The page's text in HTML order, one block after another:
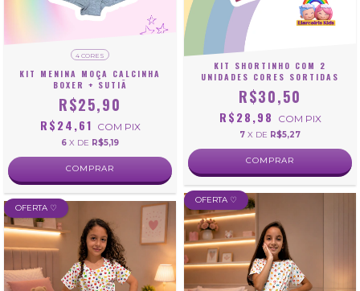
4 CORES
KIT MENINA MOÇA CALCINHA
BOXER + SUTIÃ
R$25,90
R$24,61 COM PIX
6 X DE R$5,19
COMPRAR
KIT SHORTINHO COM 2
UNIDADES CORES SORTIDAS
R$30,50
R$28,98 COM PIX
7 X DE R$5,27
COMPRAR
OFERTA ♡
OFERTA ♡